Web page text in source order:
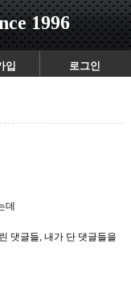
1996
입 로그인
데
댓글들, 내가 단 댓글들을